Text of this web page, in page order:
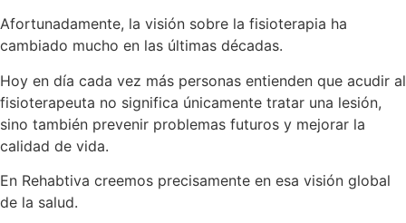
Afortunadamente, la visión sobre la fisioterapia ha
cambiado mucho en las últimas décadas.
Hoy en día cada vez más personas entienden que acudir al
fisioterapeuta no significa únicamente tratar una lesión,
sino también prevenir problemas futuros y mejorar la
calidad de vida.
En Rehabtiva creemos precisamente en esa visión global
de la salud.